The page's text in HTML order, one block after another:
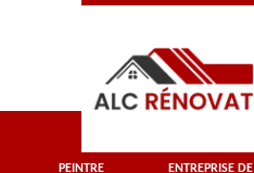
PEINTRE
ENTREPRISE DE